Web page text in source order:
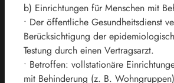
b) Einrichtungen für Menschen mit
• Der öffentliche Gesundheitsdienst
Berücksichtigung der
Testung durch einen Vertragsarzt.
• Betroffen: vollstationäre
mit Behinderung (z. B.